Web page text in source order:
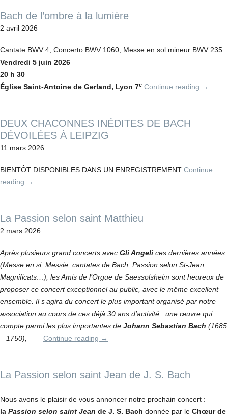
Bach de l’ombre à la lumière
2 avril 2026
Cantate BWV 4, Concerto BWV 1060, Messe en sol mineur BWV 235
Vendredi 5 juin 2026
20 h 30
Église Saint-Antoine de Gerland, Lyon 7e Continue reading →
DEUX CHACONNES INÉDITES DE BACH
DÉVOILÉES À LEIPZIG
11 mars 2026
BIENTÔT DISPONIBLES DANS UN ENREGISTREMENT Continue
reading →
La Passion selon saint Matthieu
2 mars 2026
Après plusieurs grand concerts avec Gli Angeli ces dernières années
(Messe en si, Messie, cantates de Bach, Passion selon St-Jean,
Magnificats…), les Amis de l’Orgue de Saessolsheim sont heureux de
proposer ce concert exceptionnel au public, avec le même excellent
ensemble. Il s’agira du concert le plus important organisé par notre
association au cours de ces déjà 30 ans d’activité : une œuvre qui
compte parmi les plus importantes de Johann Sebastian Bach (1685
– 1750), Continue reading →
La Passion selon saint Jean de J. S. Bach
Nous avons le plaisir de vous annoncer notre prochain concert :
la Passion selon saint Jean de J. S. Bach donnée par le Chœur de